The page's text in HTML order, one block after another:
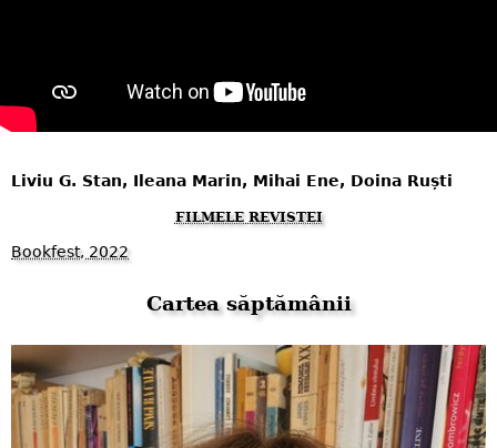
Liviu G. Stan, Ileana Marin, Mihai Ene, Doina Ruști
FILMELE REVISTEI
Bookfest, 2022
Cartea săptămânii